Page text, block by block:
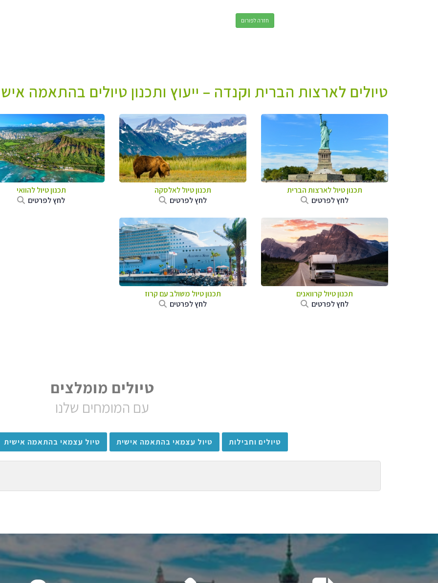
חזרה לפורום
טיולים לארצות הברית וקנדה – ייעוץ ותכנון טיולים בהתאמה
תכנון טיול לארצות הברית
לחץ לפרטים
תכנון טיול לאלסקה
לחץ לפרטים
תכנון טיול להוואי
לחץ לפרטים
תכנון טיול קרוואנים
לחץ לפרטים
תכנון טיול משולב עם קרוז
לחץ לפרטים
טיולים מומלצים
עם המומחים שלנו
טיולים וחבילות טיול עצמאי בהתאמה אישית טיול עצמאי בהתאמה אישית